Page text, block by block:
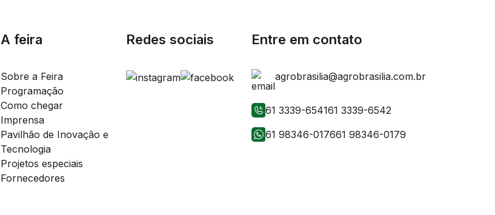
A feira
Sobre a Feira
Programação
Como chegar
Imprensa
Pavilhão de Inovação e
Tecnologia
Projetos especiais
Fornecedores
Redes sociais Entre em contato
agrobrasilia@agrobrasilia.com.br
61 3339-654161 3339-6542
61 98346-017661 98346-0179